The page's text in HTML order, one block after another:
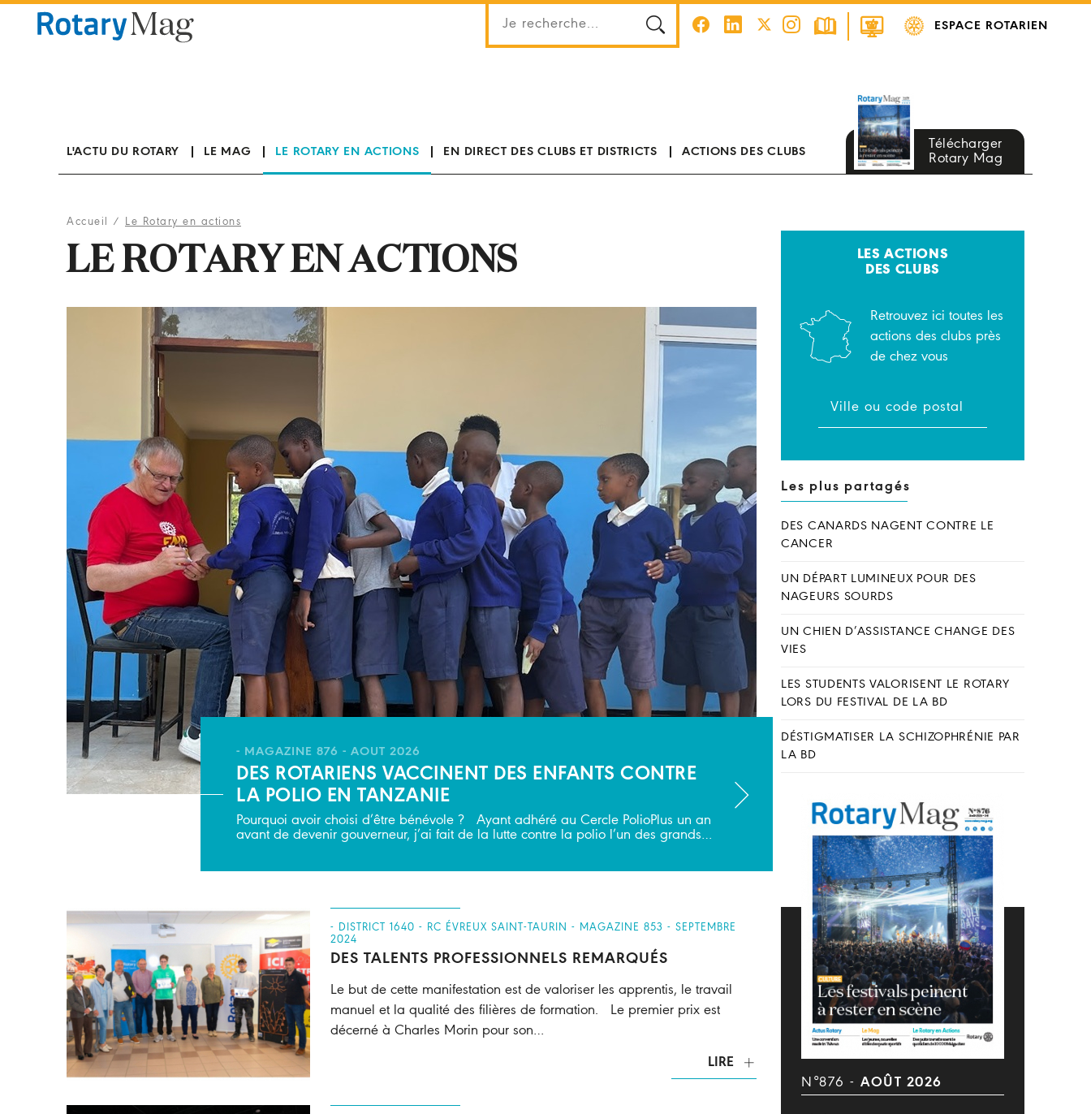
ESPACE ROTARIEN
L'ACTU DU ROTARY LE MAG LE ROTARY EN ACTIONS EN DIRECT DES CLUBS ET DISTRICTS ACTIONS DES CLUBS
Télécharger
Rotary Mag
Accueil / Le Rotary en actions
LE ROTARY EN ACTIONS
- MAGAZINE 876 - AOUT 2026
DES ROTARIENS VACCINENT DES ENFANTS CONTRE
LA POLIO EN TANZANIE
Pourquoi avoir choisi d’être bénévole ? Ayant adhéré au Cercle PolioPlus un an
avant de devenir gouverneur, j’ai fait de la lutte contre la polio l’un des grands…
- DISTRICT 1640 - RC ÉVREUX SAINT-TAURIN - MAGAZINE 853 - SEPTEMBRE
2024
DES TALENTS PROFESSIONNELS REMARQUÉS
Le but de cette manifestation est de valoriser les apprentis, le travail
manuel et la qualité des filières de formation. Le premier prix est
décerné à Charles Morin pour son…
LIRE
LES ACTIONS
DES CLUBS
Retrouvez ici toutes les
actions des clubs près
de chez vous
Les plus partagés
DES CANARDS NAGENT CONTRE LE
CANCER
UN DÉPART LUMINEUX POUR DES
NAGEURS SOURDS
UN CHIEN D’ASSISTANCE CHANGE DES
VIES
LES STUDENTS VALORISENT LE ROTARY
LORS DU FESTIVAL DE LA BD
DÉSTIGMATISER LA SCHIZOPHRÉNIE PAR
LA BD
N°876 - AOÛT 2026
Panneau de gestion des cookies